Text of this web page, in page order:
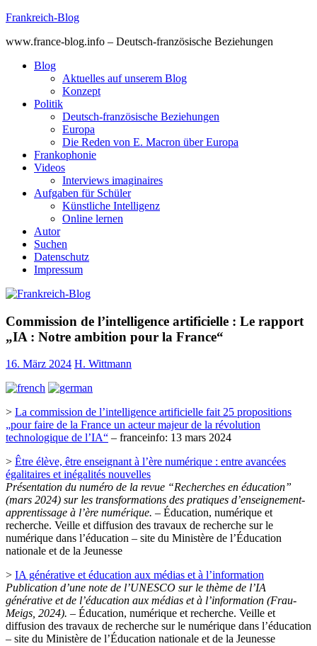
Skip
content
Frankreich-Blog
www.france-blog.info – Deutsch-französische Beziehungen
Blog
Aktuelles auf unserem Blog
Konzept
Politik
Deutsch-französische Beziehungen
Europa
Die Reden von E. Macron über Europa
Frankophonie
Videos
Interviews imaginaires
Aufgaben für Schüler
Künstliche Intelligenz
Online lernen
Autor
Suchen
Datenschutz
Impressum
Commission de l’intelligence artificielle : Le rapport
„IA : Notre ambition pour la France“
16. März 2024 H. Wittmann
> La commission de l’intelligence artificielle fait 25 propositions
„pour faire de la France un acteur majeur de la révolution
technologique de l’IA“ – franceinfo: 13 mars 2024
> Être élève, être enseignant à l’ère numérique : entre avancées
égalitaires et inégalités nouvelles
Présentation du numéro de la revue “Recherches en éducation”
(mars 2024) sur les transformations des pratiques d’enseignement-
apprentissage à l’ère numérique. – Éducation, numérique et
recherche. Veille et diffusion des travaux de recherche sur le
numérique dans l’éducation – site du Ministère de l’Éducation
nationale et de la Jeunesse
> IA générative et éducation aux médias et à l’information
Publication d’une note de l’UNESCO sur le thème de l’IA
générative et de l’éducation aux médias et à l’information (Frau-
Meigs, 2024). – Éducation, numérique et recherche. Veille et
diffusion des travaux de recherche sur le numérique dans l’éducation
– site du Ministère de l’Éducation nationale et de la Jeunesse